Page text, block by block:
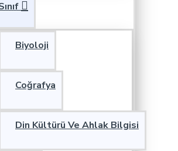
Biyoloji
Coğrafya
Din Kültürü Ve Ahlak Bilgisi